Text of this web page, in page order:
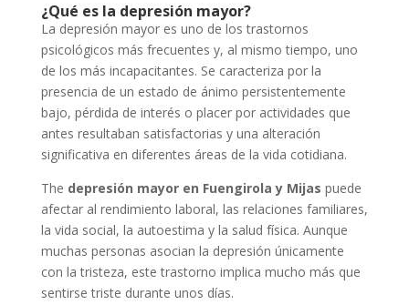
¿Qué es la depresión mayor?
La depresión mayor es uno de los trastornos
psicológicos más frecuentes y, al mismo tiempo, uno
de los más incapacitantes. Se caracteriza por la
presencia de un estado de ánimo persistentemente
bajo, pérdida de interés o placer por actividades que
antes resultaban satisfactorias y una alteración
significativa en diferentes áreas de la vida cotidiana.
The depresión mayor en Fuengirola y Mijas puede
afectar al rendimiento laboral, las relaciones familiares,
la vida social, la autoestima y la salud física. Aunque
muchas personas asocian la depresión únicamente
con la tristeza, este trastorno implica mucho más que
sentirse triste durante unos días.